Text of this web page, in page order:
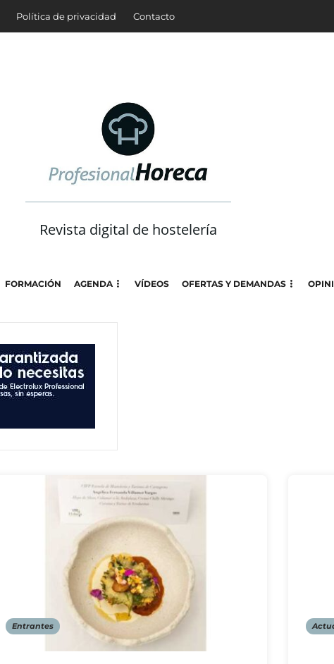
Política de privacidad Contacto
Revista digital de hostelería
FORMACIÓN AGENDA VÍDEOS OFERTAS Y DEMANDAS
Entrantes